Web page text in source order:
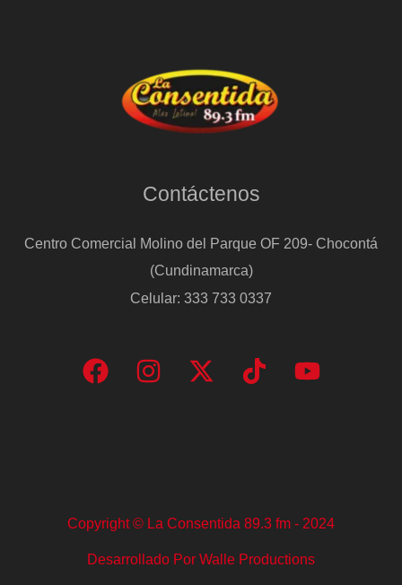
Contáctenos
Centro Comercial Molino del Parque OF 209- Chocontá
(Cundinamarca)
Celular: 333 733 0337
Copyright © La Consentida 89.3 fm - 2024
Desarrollado Por Walle Productions